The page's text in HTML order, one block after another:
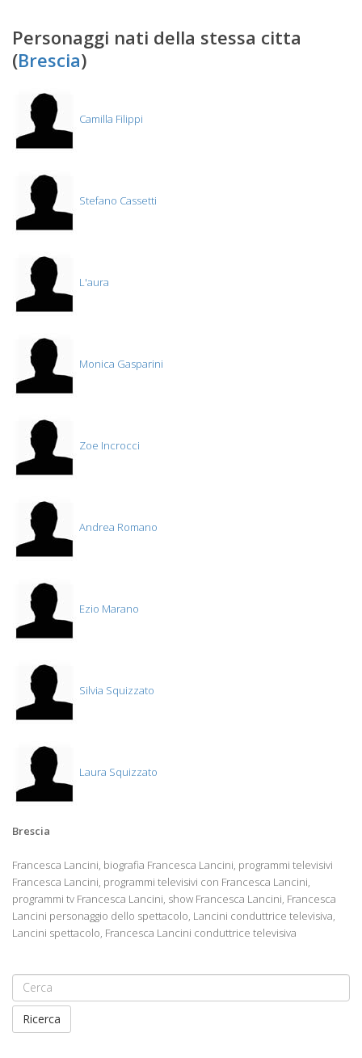
Personaggi nati della stessa citta
(Brescia)
Camilla Filippi
Stefano Cassetti
L'aura
Monica Gasparini
Zoe Incrocci
Andrea Romano
Ezio Marano
Silvia Squizzato
Laura Squizzato
Brescia
Francesca Lancini, biografia Francesca Lancini, programmi televisivi
Francesca Lancini, programmi televisivi con Francesca Lancini,
programmi tv Francesca Lancini, show Francesca Lancini, Francesca
Lancini personaggio dello spettacolo, Lancini conduttrice televisiva,
Lancini spettacolo, Francesca Lancini conduttrice televisiva
Ricerca